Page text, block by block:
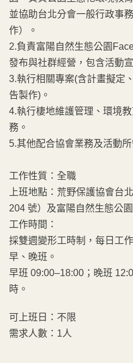
並協助台北分會一般行政事
作）。
2.負責富陽自然生態公園
發布與社群經營，包含活動
3.執行相關專案(含計畫擬定
告製作)。
4.執行棲地維護管理、環境
務。
5.其他配合協會業務及活動
工作性質：全職
上班地點：荒野保護協會台
204 號）及富陽自然生態公園
工作時間：
採雙週變形工時制，每日工
早、晚班。
早班 09:00–18:00；晚班
時。
可上班日：不限
需求人數：1人